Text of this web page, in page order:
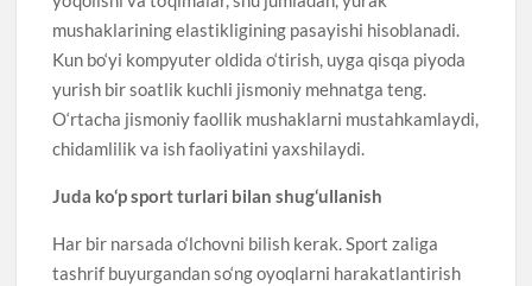
mushaklarining elastikligining pasayishi hisoblanadi.
Kun bo‘yi kompyuter oldida o‘tirish, uyga qisqa piyoda
yurish bir soatlik kuchli jismoniy mehnatga teng.
O‘rtacha jismoniy faollik mushaklarni mustahkamlaydi,
chidamlilik va ish faoliyatini yaxshilaydi.
Juda ko‘p sport turlari bilan shug‘ullanish
Har bir narsada o‘lchovni bilish kerak. Sport zaliga
tashrif buyurgandan so‘ng oyoqlarni harakatlantirish